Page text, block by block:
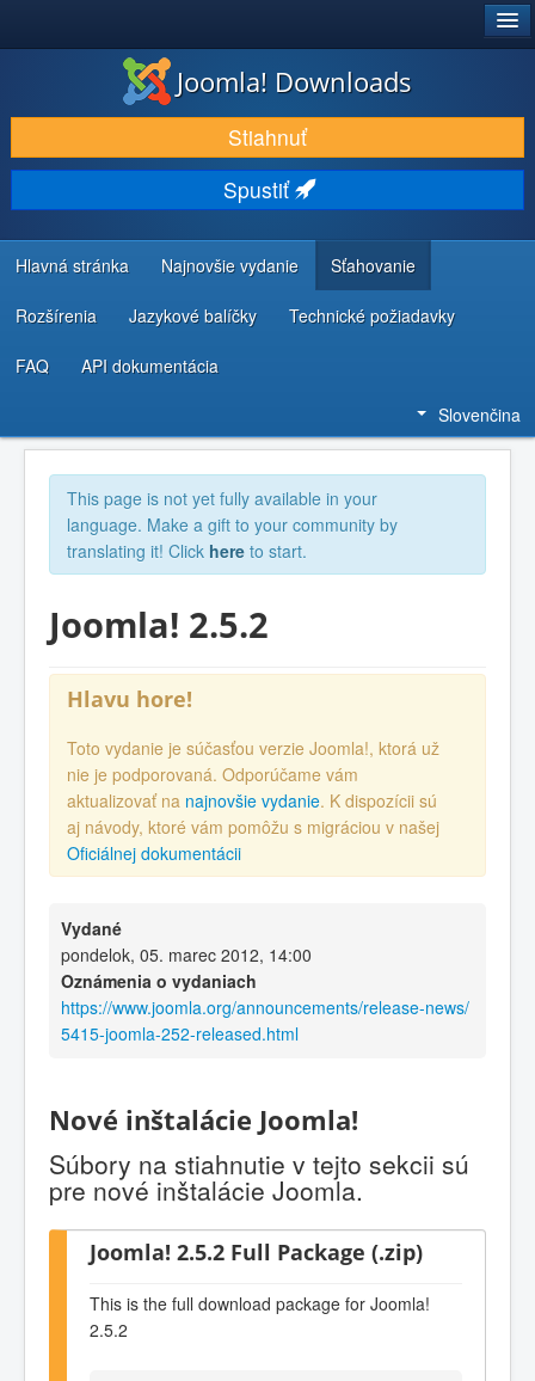
STIAHNUŤ & ROZŠÍRIŤ
OBJAVUJTE & UČTE SA
KOMUNITA & PODPORA
ZDROJE INFORMÁCIÍ PRE VÝVOJÁROV
Joomla! Downloads
Stiahnuť
Spustiť
Hlavná stránka Najnovšie vydanie Sťahovanie
Rozšírenia Jazykové balíčky Technické požiadavky
FAQ API dokumentácia
Slovenčina
This page is not yet fully available in your
language. Make a gift to your community by
translating it! Click here to start.
Joomla! 2.5.2
Hlavu hore!
Toto vydanie je súčasťou verzie Joomla!, ktorá už
nie je podporovaná. Odporúčame vám
aktualizovať na najnovšie vydanie. K dispozícii sú
aj návody, ktoré vám pomôžu s migráciou v našej
Oficiálnej dokumentácii
Vydané
pondelok, 05. marec 2012, 14:00
Oznámenia o vydaniach
https://www.joomla.org/announcements/release-news/
5415-joomla-252-released.html
Nové inštalácie Joomla!
Súbory na stiahnutie v tejto sekcii sú
pre nové inštalácie Joomla.
Joomla! 2.5.2 Full Package (.zip)
This is the full download package for Joomla!
2.5.2